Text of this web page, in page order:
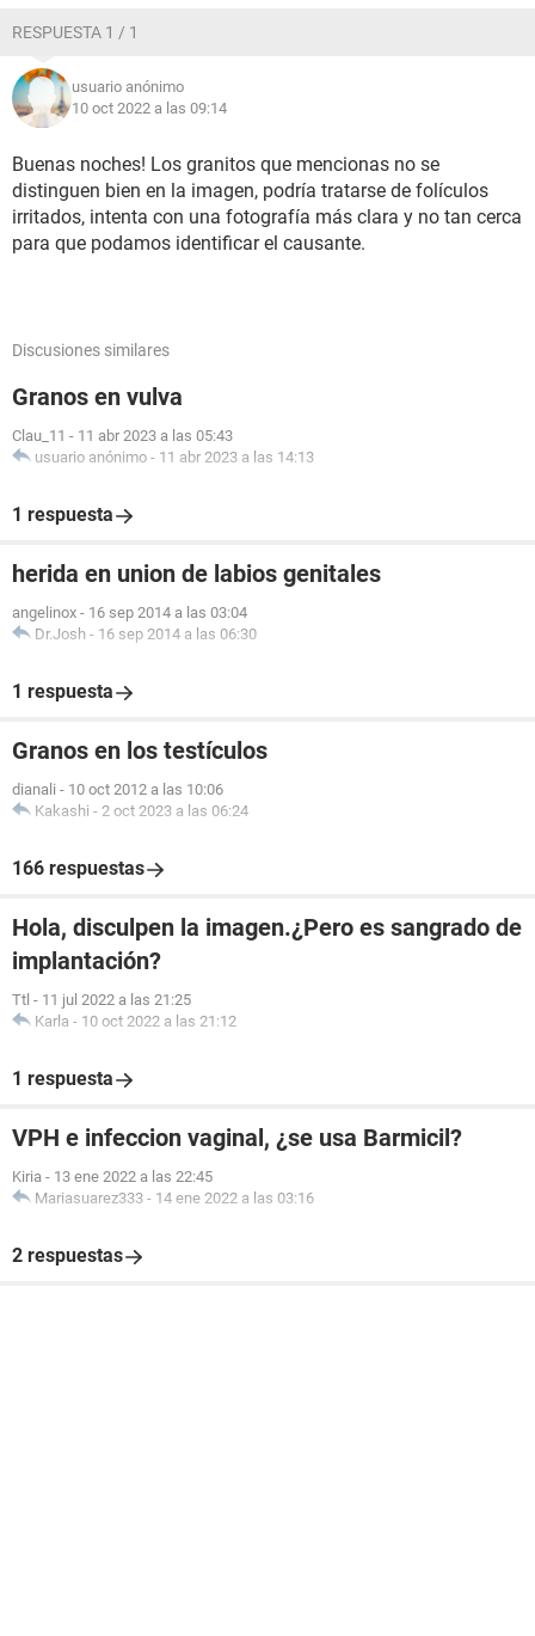
RESPUESTA 1 / 1
usuario anónimo
10 oct 2022 a las 09:14
Buenas noches! Los granitos que mencionas no se
distinguen bien en la imagen, podría tratarse de folículos
irritados, intenta con una fotografía más clara y no tan cerca
para que podamos identificar el causante.
Discusiones similares
Granos en vulva
Clau_11 - 11 abr 2023 a las 05:43
usuario anónimo - 11 abr 2023 a las 14:13
1 respuesta
herida en union de labios genitales
angelinox - 16 sep 2014 a las 03:04
Dr.Josh - 16 sep 2014 a las 06:30
1 respuesta
Granos en los testículos
dianali - 10 oct 2012 a las 10:06
Kakashi - 2 oct 2023 a las 06:24
166 respuestas
Hola, disculpen la imagen.¿Pero es sangrado de
implantación?
Ttl - 11 jul 2022 a las 21:25
Karla - 10 oct 2022 a las 21:12
1 respuesta
VPH e infeccion vaginal, ¿se usa Barmicil?
Kiria - 13 ene 2022 a las 22:45
Mariasuarez333 - 14 ene 2022 a las 03:16
2 respuestas